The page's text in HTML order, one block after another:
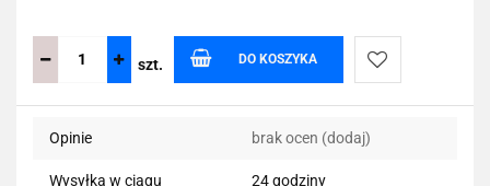
szt. DO KOSZYKA
Do
Opinie brak ocen (dodaj)
Wysyłka w ciągu 24 godziny